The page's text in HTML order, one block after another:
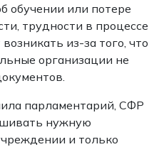
обучении или потере
трудности в процессе
из-за того, что
организации не
парламентарий, СФР
нужную
и только